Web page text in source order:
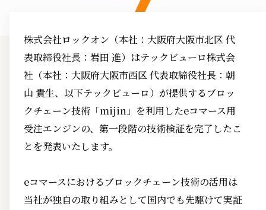
株式会社ロックオン（本社：大阪府大阪市北区 代
表取締役社長：岩田 進）はテックビューロ株式会
社（本社：大阪府大阪市西区 代表取締役社長：朝
山 貴生、以下テックビューロ）が提供するブロッ
クチェーン技術「mijin」を利用したeコマース用
受注エンジンの、第一段階の技術検証を完了したこ
とを発表いたします。
eコマースにおけるブロックチェーン技術の活用は
当社が独自の取り組みとして国内でも先駆けて実証